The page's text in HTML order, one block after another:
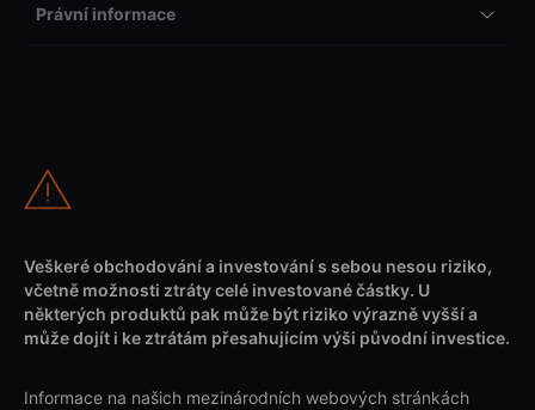
Právní informace
Veškeré obchodování a investování s sebou nesou riziko,
včetně možnosti ztráty celé investované částky. U
některých produktů pak může být riziko výrazně vyšší a
může dojít i ke ztrátám přesahujícím výši původní investice.
Informace na našich mezinárodních webových stránkách